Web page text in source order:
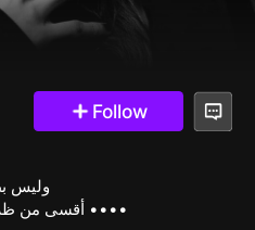
Follow
‏وليس
‏أقسى من ظروفك ، ولكنهم في قمه ⁧‫الاحترام‬⁩ ••••